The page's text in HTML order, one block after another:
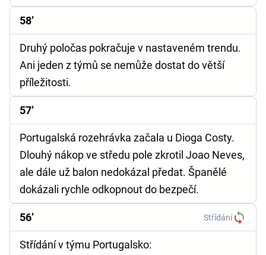
58’
Druhý poločas pokračuje v nastaveném trendu.
Ani jeden z týmů se nemůže dostat do větší
příležitosti.
57’
Portugalská rozehrávka začala u Dioga Costy.
Dlouhý nákop ve středu pole zkrotil Joao Neves,
ale dále už balon nedokázal předat. Španělé
dokázali rychle odkopnout do bezpečí.
56’ Střídání
Střídání v týmu Portugalsko: